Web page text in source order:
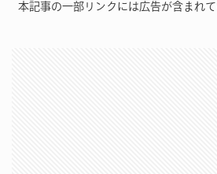
本記事の一部リンクには広告が含まれて